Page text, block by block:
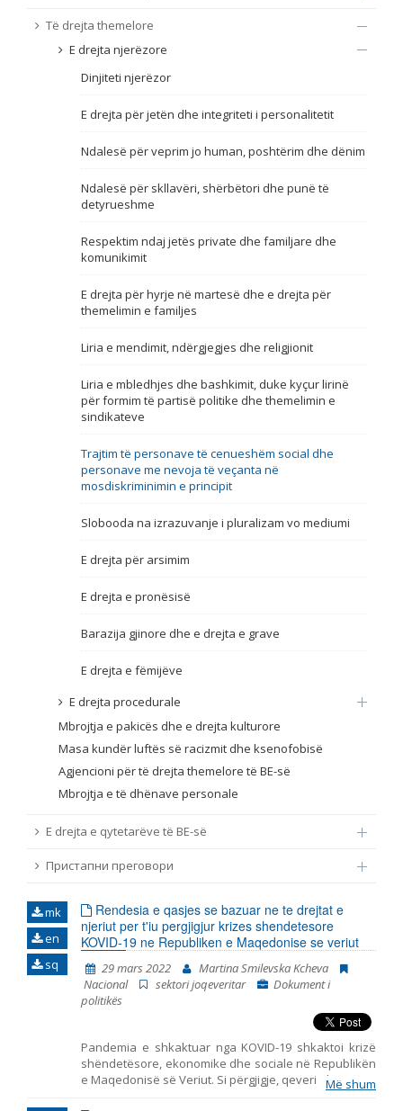
Të drejta themelore
E drejta njerëzore
Dinjiteti njerëzor
E drejta për jetën dhe integriteti i personalitetit
Ndalesë për veprim jo human, poshtërim dhe dënim
Ndalesë për skllavëri, shërbëtori dhe punë të
detyrueshme
Respektim ndaj jetës private dhe familjare dhe
komunikimit
E drejta për hyrje në martesë dhe e drejta për
themelimin e familjes
Liria e mendimit, ndërgjegjes dhe religjionit
Liria e mbledhjes dhe bashkimit, duke kyçur lirinë
për formim të partisë politike dhe themelimin e
sindikateve
Trajtim të personave të cenueshëm social dhe
personave me nevoja të veçanta në
mosdiskriminimin e principit
Slobooda na izrazuvanje i pluralizam vo mediumi
E drejta për arsimim
E drejta e pronësisë
Barazija gjinore dhe e drejta e grave
E drejta e fëmijëve
E drejta procedurale
Mbrojtja e pakicës dhe e drejta kulturore
Masa kundër luftës së racizmit dhe ksenofobisë
Agjencioni për të drejta themelore të BE-së
Mbrojtja e të dhënave personale
E drejta e qytetarëve të BE-së
Пристапни преговори
mk
en
sq
Rendesia e qasjes se bazuar ne te drejtat e
njeriut per t'iu pergjigjur krizes shendetesore
KOVID-19 ne Republiken e Maqedonise se veriut
29 mars 2022
Martina Smilevska Kcheva
Nacional
sektori joqeveritar
Dokument i
politikës
Pandemia e shkaktuar nga KOVID-19 shkaktoi krizë
shëndetësore, ekonomike dhe sociale në Republikën
e Maqedonisë së Veriut. Si përgjigje, qeveria ka marrë
një sërë masash kufizuese për të parandaluar
Më shum